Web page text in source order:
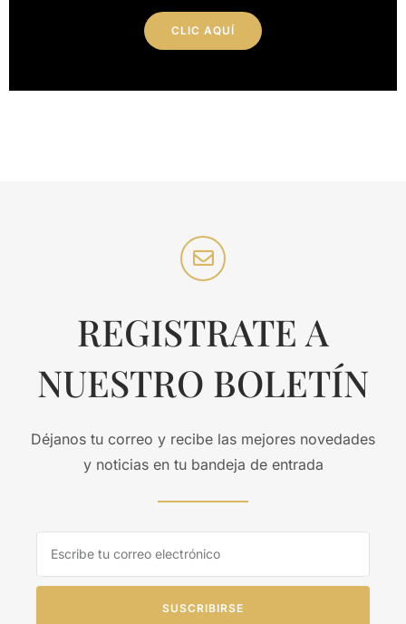
CLIC AQUÍ
REGISTRATE A
NUESTRO BOLETÍN
Déjanos tu correo y recibe las mejores novedades
y noticias en tu bandeja de entrada
SUSCRIBIRSE